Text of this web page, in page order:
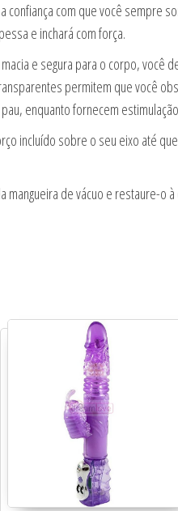
confiança com que você
e inchará com força.
e segura para o corpo,
permitem que você
enquanto fornecem
incluído sobre o seu eixo até
de vácuo e restaure-o